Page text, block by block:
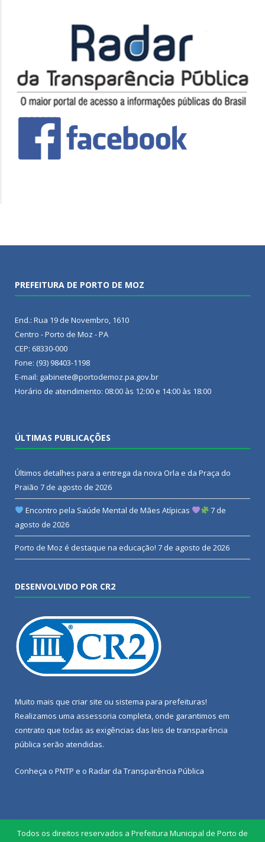
PREFEITURA DE PORTO DE MOZ
End.: Rua 19 de Novembro, 1610
Centro - Porto de Moz - PA
CEP: 68330-000
Fone: (93) 98403-1198
E-mail: gabinete@portodemoz.pa.gov.br
Horário de atendimento: 08:00 às 12:00 e 14:00 às 18:00
ÚLTIMAS PUBLICAÇÕES
Últimos detalhes para a entrega da nova Orla e da Praça do
Praião 7 de agosto de 2026
Encontro pela Saúde Mental de Mães Atípicas
7 de
agosto de 2026
Porto de Moz é destaque na educação! 7 de agosto de 2026
DESENVOLVIDO POR CR2
Muito mais que criar site ou sistema para prefeituras!
Realizamos uma assessoria completa, onde garantimos em
contrato que todas as exigências das leis de transparência
pública serão atendidas.
Conheça o PNTP e o Radar da Transparência Pública
Todos os direitos reservados a Prefeitura Municipal de Porto de